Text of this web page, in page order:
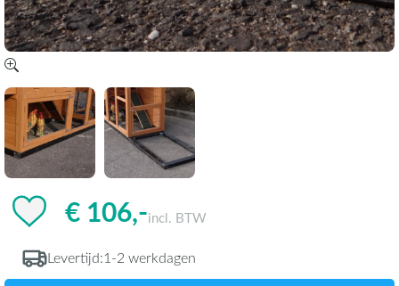
€ 106,-incl. BTW
Levertijd:1-2 werkdagen